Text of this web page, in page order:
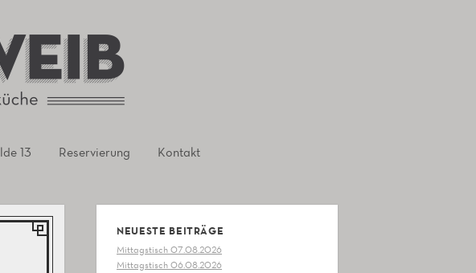
13 Reservierung Kontakt
NEUESTE BEITRÄGE
Mittagstisch 07.08.2026
Mittagstisch 06.08.2026